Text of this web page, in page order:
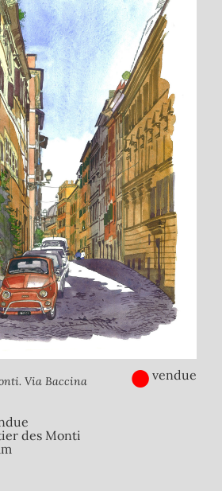
Via Baccina ●vendue
des Monti